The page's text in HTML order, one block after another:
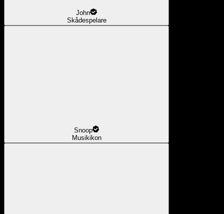
John
Skådespelare
Snoop
Musikikon